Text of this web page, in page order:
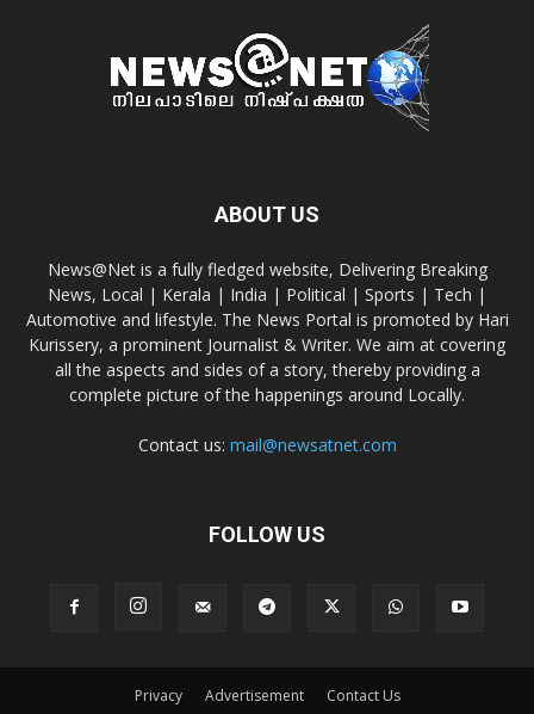
ABOUT US
News@Net is a fully fledged website, Delivering Breaking
News, Local | Kerala | India | Political | Sports | Tech |
Automotive and lifestyle. The News Portal is promoted by Hari
Kurissery, a prominent Journalist & Writer. We aim at covering
all the aspects and sides of a story, thereby providing a
complete picture of the happenings around Locally.
Contact us: mail@newsatnet.com
FOLLOW US
Privacy Advertisement Contact Us